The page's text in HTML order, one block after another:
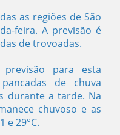
as regiões de São
feira. A previsão é
de trovoadas.
previsão para esta
de chuva
durante a tarde. Na
chuvoso e as
e 29°C.